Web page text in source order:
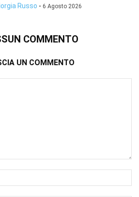
Russo - 6 Agosto 2026
COMMENTO
UN COMMENTO